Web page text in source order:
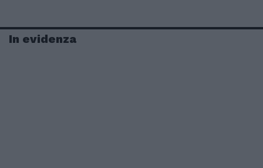
In evidenza